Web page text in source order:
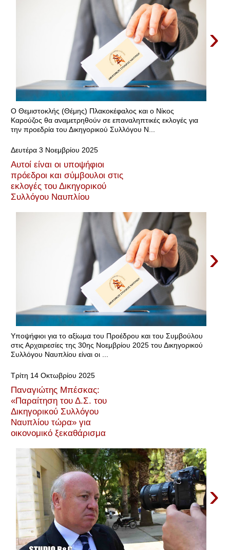
›
Ο Θεμιστοκλής (Θέμης) Πλακοκέφαλος και ο Νίκος
Καρούζος θα αναμετρηθούν σε επαναληπτικές εκλογές για
την προεδρία του Δικηγορικού Συλλόγου Ν...
Δευτέρα 3 Νοεμβρίου 2025
Αυτοί είναι οι υποψήφιοι
πρόεδροι και σύμβουλοι στις
εκλογές του Δικηγορικού
Συλλόγου Ναυπλίου
›
Υποψήφιοι για το αξίωμα του Προέδρου και του Συμβούλου
στις Αρχαιρεσίες της 30ης Νοεμβρίου 2025 του Δικηγορικού
Συλλόγου Ναυπλίου είναι οι ...
Τρίτη 14 Οκτωβρίου 2025
Παναγιώτης Μπέσκας:
«Παραίτηση του Δ.Σ. του
Δικηγορικού Συλλόγου
Ναυπλίου τώρα» για
οικονομικό ξεκαθάρισμα
›